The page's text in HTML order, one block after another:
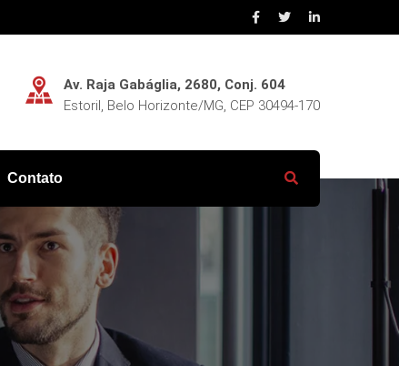
Av. Raja Gabáglia, 2680, Conj. 604
Estoril, Belo Horizonte/MG, CEP 30494-170
Contato